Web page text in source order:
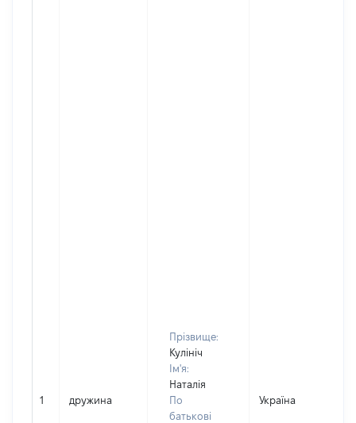
1 дружина
Прізвище:
Кулініч
Ім'я:
Наталія
По
батькові
Україна